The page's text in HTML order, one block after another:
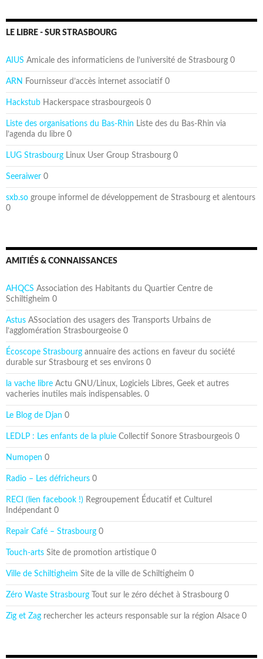
LE LIBRE - SUR STRASBOURG
AIUS Amicale des informaticiens de l’université de Strasbourg 0
ARN Fournisseur d’accès internet associatif 0
Hackstub Hackerspace strasbourgeois 0
Liste des organisations du Bas-Rhin Liste des du Bas-Rhin via
l’agenda du libre 0
LUG Strasbourg Linux User Group Strasbourg 0
Seeraiwer 0
sxb.so groupe informel de développement de Strasbourg et alentours
0
AMITIÉS & CONNAISSANCES
AHQCS Association des Habitants du Quartier Centre de
Schiltigheim 0
Astus ASsociation des usagers des Transports Urbains de
l’agglomération Strasbourgeoise 0
Écoscope Strasbourg annuaire des actions en faveur du société
durable sur Strasbourg et ses environs 0
la vache libre Actu GNU/Linux, Logiciels Libres, Geek et autres
vacheries inutiles mais indispensables. 0
Le Blog de Djan 0
LEDLP : Les enfants de la pluie Collectif Sonore Strasbourgeois 0
Numopen 0
Radio – Les défricheurs 0
RECI (lien facebook !) Regroupement Éducatif et Culturel
Indépendant 0
Repair Café – Strasbourg 0
Touch-arts Site de promotion artistique 0
Ville de Schiltigheim Site de la ville de Schiltigheim 0
Zéro Waste Strasbourg Tout sur le zéro déchet à Strasbourg 0
Zig et Zag rechercher les acteurs responsable sur la région Alsace 0